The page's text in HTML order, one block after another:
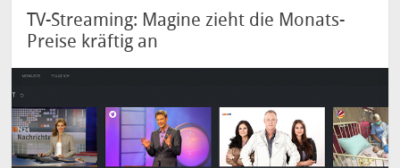
TV-Streaming: Magine zieht die Monats-
Preise kräftig an